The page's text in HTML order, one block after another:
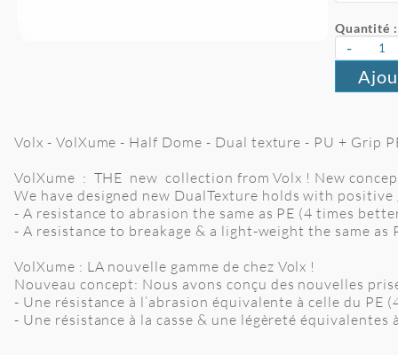
Quantité :
-
Volx - VolXume - Half Dome - Dual texture - PU + Grip
VolXume : THE new collection from Volx ! New
We have designed new DualTexture holds with
- A resistance to abrasion the same as PE (4 times
- A resistance to breakage & a light-weight the same as
VolXume : LA nouvelle gamme de chez Volx !
Nouveau concept: Nous avons conçu des nouvelles
- Une résistance à l’abrasion équivalente à celle du PE
- Une résistance à la casse & une légèreté équivalentes